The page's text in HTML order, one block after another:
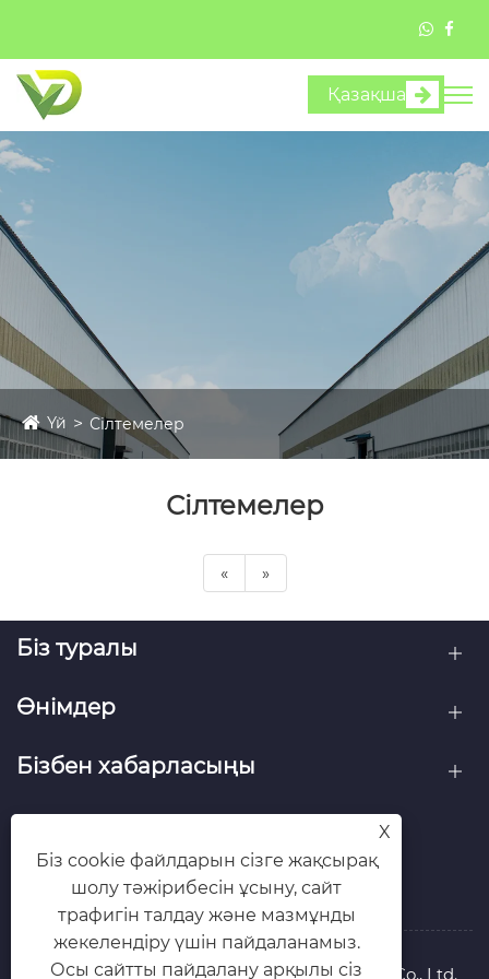
Қазақша
Үй Сілтемелер
Сілтемелер
« »
Біз туралы
Өнімдер
Бізбен хабарласыңы
Copyright © 2025 Qingdao Yilida Packaging Co., Ltd.
X
Біз cookie файлдарын сізге жақсырақ
шолу тәжірибесін ұсыну, сайт
трафигін талдау және мазмұнды
жекелендіру үшін пайдаланамыз.
Осы сайтты пайдалану арқылы сіз